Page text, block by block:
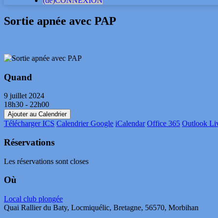
Sortie apnée avec PAP
Quand
9 juillet 2024
18h30 - 22h00
Ajouter au Calendrier
Télécharger ICS Calendrier Google iCalendar Office 365 Outlook
Réservations
Les réservations sont closes
Où
Local club plongée
Quai Rallier du Baty, Locmiquélic, Bretagne, 56570, Morbihan